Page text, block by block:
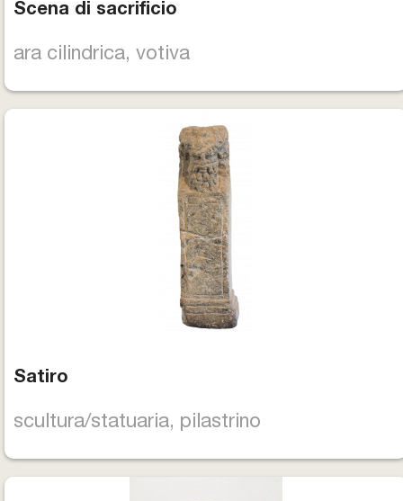
Scena di sacrificio
ara cilindrica, votiva
Satiro
scultura/statuaria, pilastrino